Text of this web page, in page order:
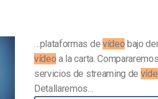
…plataformas de vídeo bajo
vídeo a la carta.
servicios de streaming de
Detallaremos…